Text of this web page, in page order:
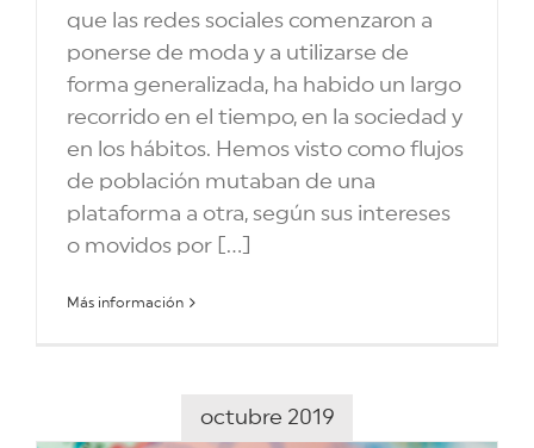
que las redes sociales comenzaron a
ponerse de moda y a utilizarse de
forma generalizada, ha habido un largo
recorrido en el tiempo, en la sociedad y
en los hábitos. Hemos visto como flujos
de población mutaban de una
plataforma a otra, según sus intereses
o movidos por [...]
Más información
octubre 2019